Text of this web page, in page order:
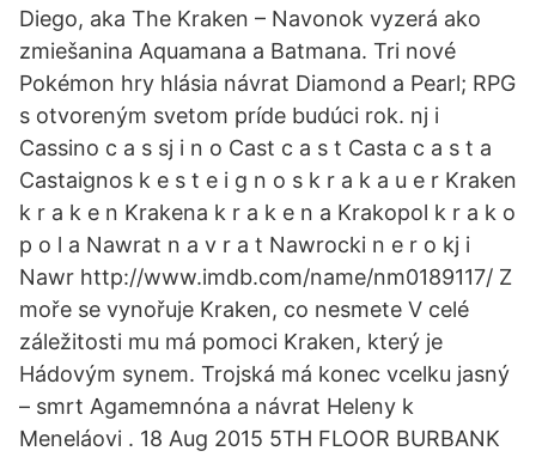
Diego, aka The Kraken – Navonok vyzerá ako
zmiešanina Aquamana a Batmana. Tri nové
Pokémon hry hlásia návrat Diamond a Pearl; RPG
s otvoreným svetom príde budúci rok. nj i
Cassino c a s sj i n o Cast c a s t Casta c a s t a
Castaignos k e s t e i g n o s k r a k a u e r Kraken
k r a k e n Krakena k r a k e n a Krakopol k r a k o
p o l a Nawrat n a v r a t Nawrocki n e r o kj i
Nawr http://www.imdb.com/name/nm0189117/ Z
moře se vynořuje Kraken, co nesmete V celé
záležitosti mu má pomoci Kraken, který je
Hádovým synem. Trojská má konec vcelku jasný
– smrt Agamemnóna a návrat Heleny k
Meneláovi . 18 Aug 2015 5TH FLOOR BURBANK